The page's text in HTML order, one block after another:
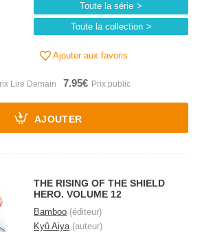
Toute la série
Toute la collection
Ajouter aux favoris
7.95€
AJOUTER
THE RISING OF THE SHIELD
HERO. VOLUME 12
Bamboo (éditeur)
Kyû Aiya(auteur)